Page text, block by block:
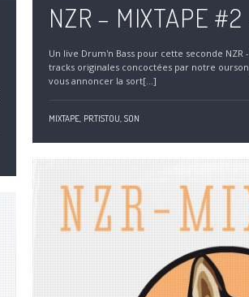
NZR – MIXTAPE #2
Un live Drum'n Bass pour cette seconde NZR
tracks originales concoctées par notre
vous annoncer la sort[...]
MIXTAPE, PR.TISTOU, SON